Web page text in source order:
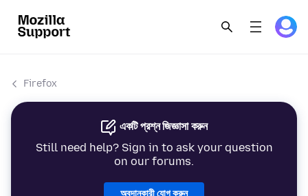
Firefox
একটি প্রশ্ন জিজ্ঞাসা করুন
Still need help? Sign in to ask your question
on our forums.
অবদানকারী যোগ করুন